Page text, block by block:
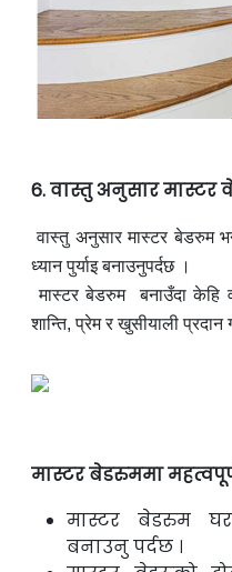
6. वास्तु अनुसार मास्टर
वास्तु अनुसार मास्टर बेडरुम
योजनाहरुलाई बनाउने स्थान
विशेष
ध्यान पुर्याइ बनाउनुपर्दछ ।
मास्टर बेडरुमबनाउँदाकेहि
सकेमा त्यसको प्रभावले त्यस
शान्ति,प्रेमर खुसीयाली प्रदान
मास्टर बेडरुममा
मास्टर बेडरुम
बनाउनु पर्दछ ।